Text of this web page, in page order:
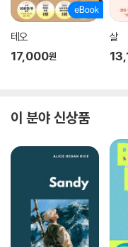
한 고뇌를 품고 있는 사람이
울프는 이렇듯 다면적인 인
당긴다. 울프의 자유로운 문
식으로 인물을 해석하고, 거
『댈러웨이 부인』 초판은
울프가 설립한 호가스출판
응은 호의적이었지만, 과연
람들에게 읽히리라고 예상
브러리판 서문에서 울프는
테오
17,000원
살
이 분야 신상품